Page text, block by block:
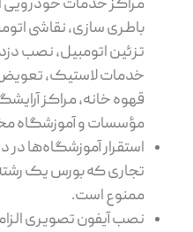
مراکز خدمات خودرویی
باطری سازی، نقاشی
تزئین اتومبیل، نصب
خدمات لاستیک، تعویض
قهوه خانه، مراکز
مؤسسات و آموزشگاه
استقرار آموزشگاه‌ها در
تجاری که بورس یک
ممنوع است.
نصب آیفون تصویری